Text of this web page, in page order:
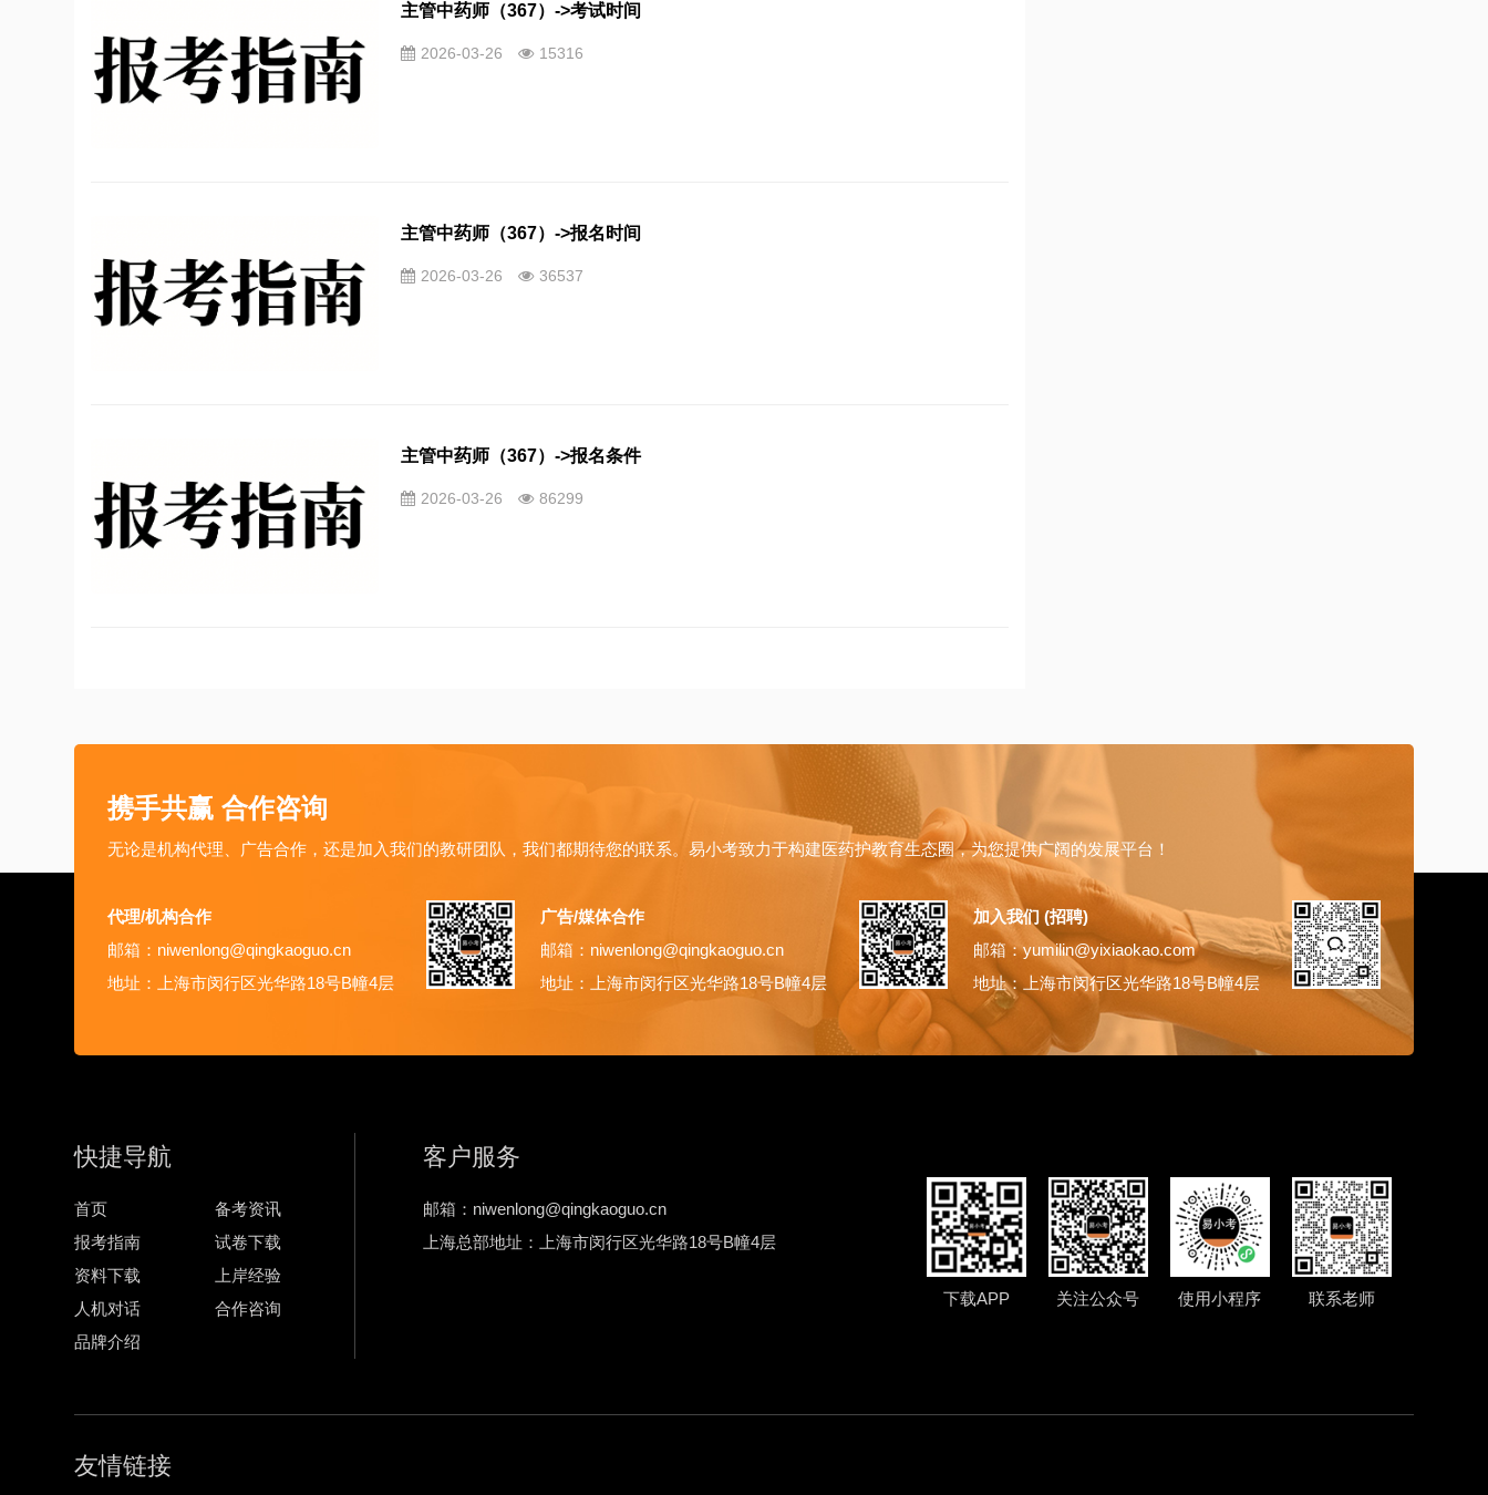
主管中药师（367）->考试时间
2026-03-26 15316
主管中药师（367）->报名时间
2026-03-26 36537
主管中药师（367）->报名条件
2026-03-26 86299
携手共赢 合作咨询
无论是机构代理、广告合作，还是加入我们的教研团队，我们都期待您的联系。易小考致力于构建医药护教育生态圈，为您提供广阔的发展平台！
代理/机构合作
邮箱：niwenlong@qingkaoguo.cn
地址：上海市闵行区光华路18号B幢4层
广告/媒体合作
邮箱：niwenlong@qingkaoguo.cn
地址：上海市闵行区光华路18号B幢4层
加入我们 (招聘)
邮箱：yumilin@yixiaokao.com
地址：上海市闵行区光华路18号B幢4层
快捷导航
首页
备考资讯
报考指南
试卷下载
资料下载
上岸经验
人机对话
合作咨询
品牌介绍
客户服务
邮箱：niwenlong@qingkaoguo.cn
上海总部地址：上海市闵行区光华路18号B幢4层
下载APP 关注公众号 使用小程序 联系老师
友情链接